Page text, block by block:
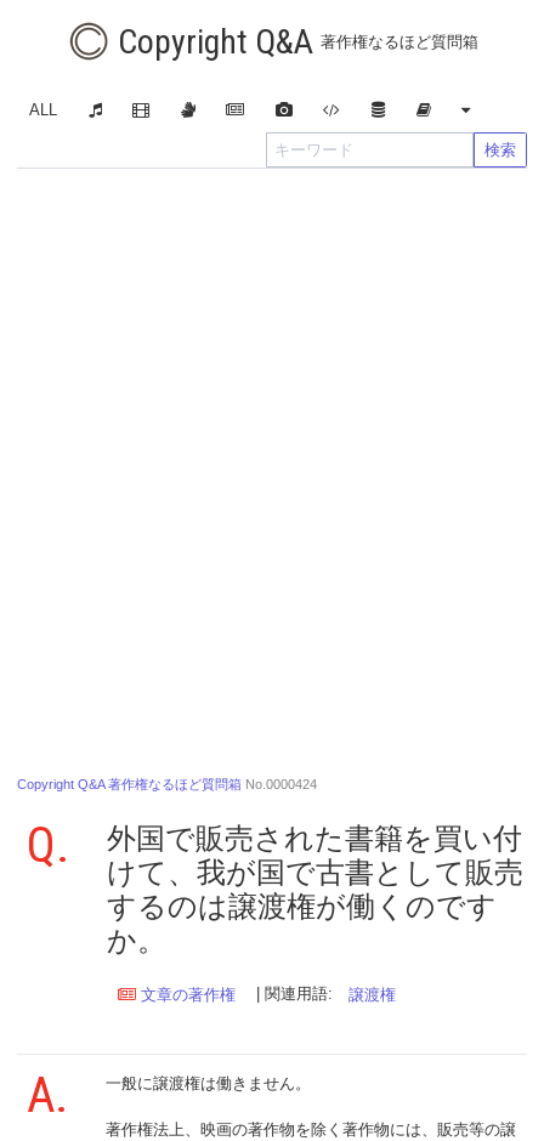
Copyright Q&A 著作権なるほど質問箱
ALL
Copyright Q&A 著作権なるほど質問箱 No.0000424
Q.
外国で販売された書籍を買い付
けて、我が国で古書として販売
するのは譲渡権が働くのです
か。
文章の著作権 | 関連用語: 譲渡権
A. 一般に譲渡権は働きません。
著作権法上、映画の著作物を除く著作物には、販売等の譲